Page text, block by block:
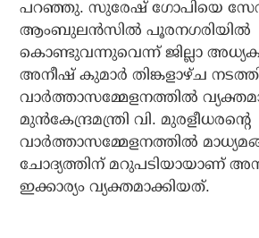
പറഞ്ഞു. സുരേഷ് ഗോപിയെ
ആംബുലന്‍സില്‍ പൂരനഗരിയില്‍
കൊണ്ടുവന്നുവെന്ന് ജില്ലാ
അനീഷ് കുമാര്‍ തിങ്കളാഴ്ച
വാര്‍ത്താസമ്മേളനത്തില്‍
മുന്‍കേന്ദ്രമന്ത്രി വി. മുരളീധരന്റെ
വാര്‍ത്താസമ്മേളനത്തില്‍
ചോദ്യത്തിന് മറുപടിയായാണ്
ഇക്കാര്യം വ്യക്തമാക്കിയത്.